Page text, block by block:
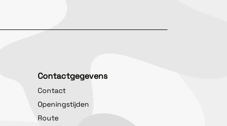
Contactgegevens
Contact
Openingstijden
Route